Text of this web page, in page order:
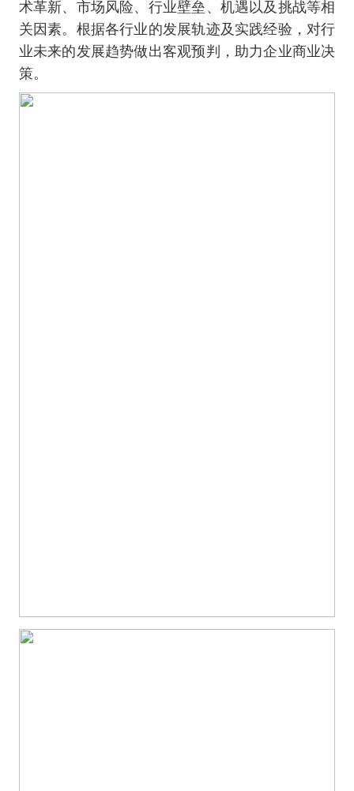
术革新、市场风险、行业壁垒、机遇以及挑战等相
关因素。根据各行业的发展轨迹及实践经验，对行
业未来的发展趋势做出客观预判，助力企业商业决
策。